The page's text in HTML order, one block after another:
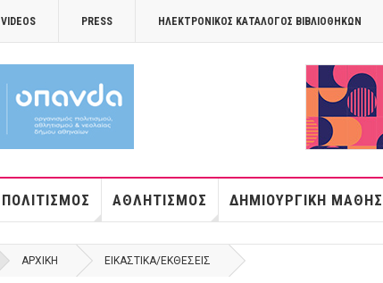
VIDEOS PRESS ΗΛΕΚΤΡΟΝΙΚΟΣ ΚΑΤΑΛΟΓΟΣ ΒΙΒΛΙΟΘΗΚΩΝ
ΠΟΛΙΤΙΣΜΌΣ ΑΘΛΗΤΙΣΜΌΣ ΔΗΜΙΟΥΡΓΙΚΉ
ΑΡΧΙΚΉ ΕΙΚΑΣΤΙΚΆ/ΕΚΘΈΣΕΙΣ